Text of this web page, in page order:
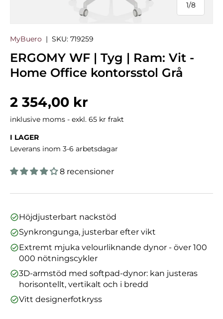
1/
från
8
MyBuero | SKU: 719259
ERGOMY WF | Tyg | Ram: Vit -
Home Office kontorsstol Grå
Normalpris
2 354,00 kr
inklusive moms - exkl. 65 kr frakt
I LAGER
Leverans inom 3-6 arbetsdagar
8 recensioner
Höjdjusterbart nackstöd
Synkrongunga, justerbar efter vikt
Extremt mjuka velourliknande dynor - över 100
000 nötningscykler
3D-armstöd med softpad-dynor: kan justeras
horisontellt, vertikalt och i bredd
Vitt designerfotkryss